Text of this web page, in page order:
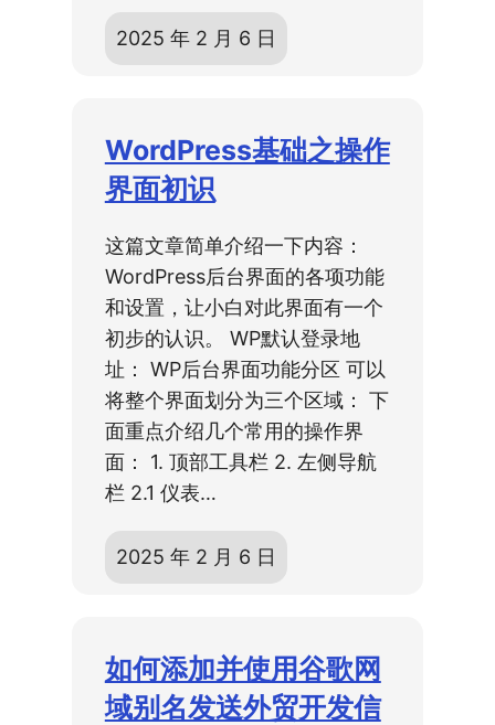
2025 年 2 月 6 日
WordPress基础之操作
界面初识
这篇文章简单介绍一下内容：
WordPress后台界面的各项功能
和设置，让小白对此界面有一个
初步的认识。 WP默认登录地
址： WP后台界面功能分区 可以
将整个界面划分为三个区域： 下
面重点介绍几个常用的操作界
面： 1. 顶部工具栏 2. 左侧导航
栏 2.1 仪表…
2025 年 2 月 6 日
如何添加并使用谷歌网
域别名发送外贸开发信